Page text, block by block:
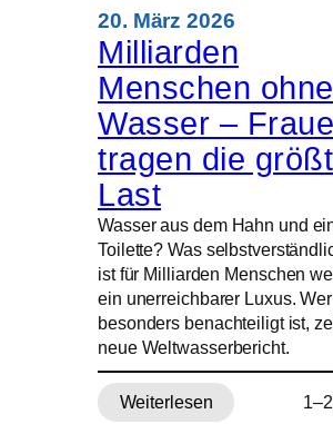
nach
Rom
20. März 2026
Milliarden
Menschen ohne
Wasser –
tragen die
Last
Wasser aus dem Hahn und
Toilette? Was
ist für Milliarden Menschen
ein unerreichbarer Luxus. Wer
besonders benachteiligt ist,
neue Weltwasserbericht.
Weiterlesen
: